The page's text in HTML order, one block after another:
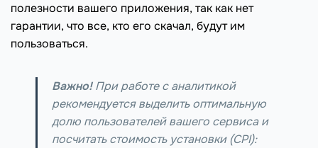
полезности вашего приложения, так как нет
гарантии, что все, кто его скачал, будут им
пользоваться.
Важно!При работе с аналитикой
рекомендуется выделить оптимальную
долю пользователей вашего сервиса и
посчитать стоимость установки (CPI):